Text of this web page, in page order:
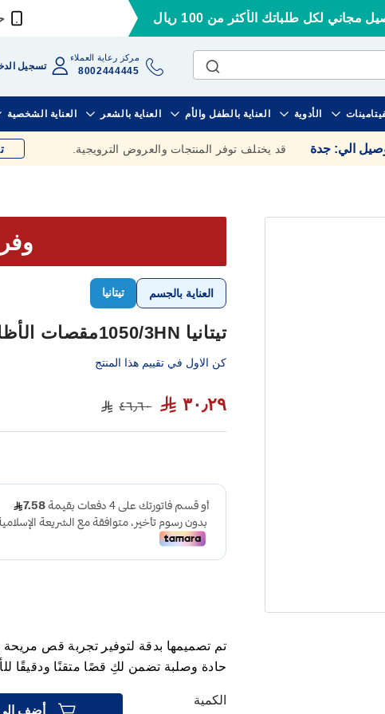
مجاني لكل طلباتك الأكثر من 100 ريال
مركز رعاية العملاء
8002444445 تسجيل
الأدوية العناية بالطفل والأم العناية بالشعر العناية الشخصية
الي: جدة قد يختلف توفر المنتجات والعروض الترويجية.
وفر 35%
العناية بالجسم تيتانيا
تيتانيا 1050/3HNمقصات الأظافر
كن الاول في تقييم هذا المنتج
٣٠٫٢٩ ٤٦٫٦٠
تم تصميمها بدقة لتوفير تجربة قص
حادة وصلبة تضمن لكِ قصًا متقنًا ودقيقًا
الكمية
أضف